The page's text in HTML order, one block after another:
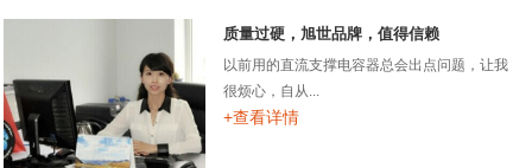
质量过硬，旭世品牌，值得信赖
以前用的直流支撑电容器总会出点问题，让我
很烦心，自从...
+查看详情